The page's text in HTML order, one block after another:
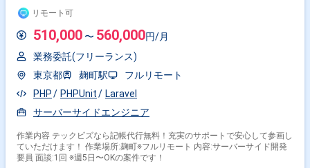
リモート可
510,000 〜 560,000円/月
業務委託(フリーランス)
東京都
麹町駅
フルリモート
PHP
PHPUnit
Laravel
サーバーサイドエンジニア
作業内容 テックビズなら記帳代行無料！充実のサポートで安心して参画し
ていただけます！ 作業場所:麹町※フルリモート 内容:サーバーサイド開発
要員 面談:1回 ※週5日〜OKの案件です！